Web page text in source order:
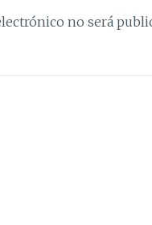
no será